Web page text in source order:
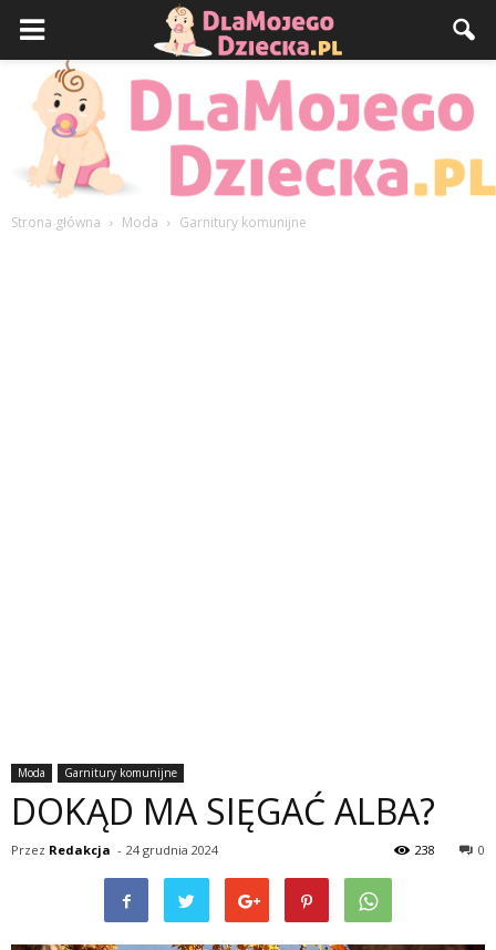
Strona główna Moda Garnitury komunijne
Moda Garnitury komunijne
DOKĄD MA SIĘGAĆ ALBA?
Przez Redakcja - 24 grudnia 2024 0
238